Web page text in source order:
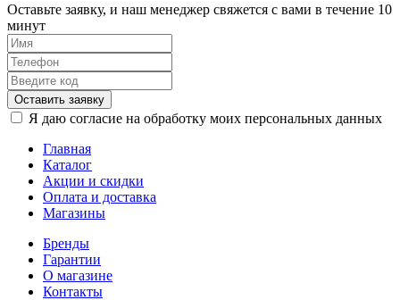
Оставьте заявку, и наш менеджер свяжется с вами в течение 10
минут
Оставить заявку
Я даю согласие на обработку моих персональных данных
Главная
Каталог
Акции и скидки
Оплата и доставка
Магазины
Бренды
Гарантии
О магазине
Контакты